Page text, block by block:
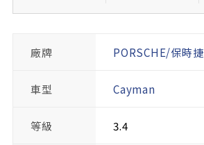
廠牌 PORSCHE/保時捷
車型 Cayman
等級 3.4